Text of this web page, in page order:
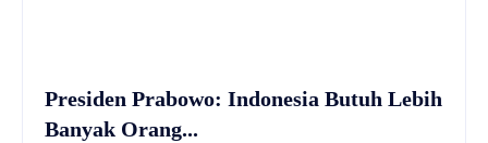
Presiden Prabowo: Indonesia Butuh Lebih
Banyak Orang...